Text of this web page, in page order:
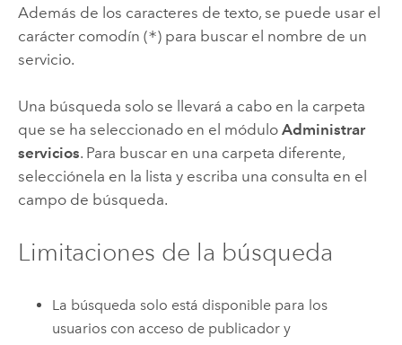
Además de los caracteres de texto, se puede usar el
carácter comodín (*) para buscar el nombre de un
servicio.
Una búsqueda solo se llevará a cabo en la carpeta
que se ha seleccionado en el módulo Administrar
servicios. Para buscar en una carpeta diferente,
selecciónela en la lista y escriba una consulta en el
campo de búsqueda.
Limitaciones de la búsqueda
La búsqueda solo está disponible para los
usuarios con acceso de publicador y